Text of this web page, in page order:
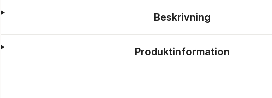
Beskrivning
Produktinformation